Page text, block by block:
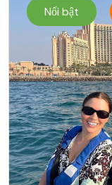
Nổi bật